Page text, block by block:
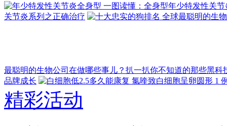
关节炎系列之正确治疗
最聪明的生物公司在做哪些事儿？扒一扒你不知道的那些黑科
品牌成长
精彩活动